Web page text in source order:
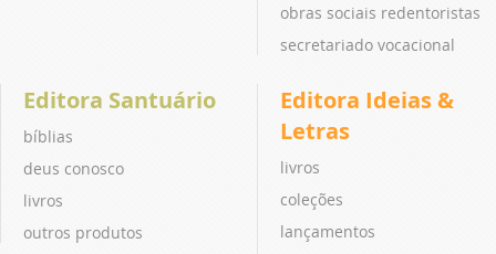
obras sociais redentoristas
secretariado vocacional
Editora Santuário
bíblias
deus conosco
livros
outros produtos
Editora Ideias &
Letras
livros
coleções
lançamentos